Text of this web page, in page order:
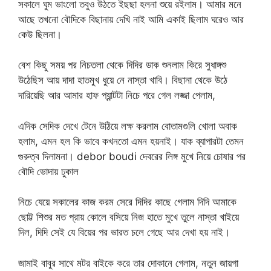
সকালে ঘুম ভাংলো তবুও উঠতে ইছছা হলনা শুয়ে রইলাম। আমার মনে
আছে তখনো বৌদিকে বিছানায় দেখি নাই আমি একাই ছিলাম ঘরেও আর
কেউ ছিলনা।
বেশ কিছু সময় পর নিচতলা থেকে দিদির ডাক শুনলাম কিরে সুধাঙ্গশু
উঠেছিস আয় দাদা হাতমুখ ধুয়ে নে নাস্তা খাবি। বিছানা থেকে উঠে
দারিয়েছি আর আমার হাফ প্যান্টটা নিচে পরে গেল লজ্জা পেলাম,
এদিক সেদিক দেখে টেনে উঠিয়ে লক্ষ করলাম বোতামগুলি খোলা অবাক
হলাম, এমন হল কি ভাবে কখনতো এমন হয়নাই। যাক ব্যাপারটা তেমন
গুরুত্ব দিলামনা। debor boudi দেবরের লিঙ্গ মুখে নিয়ে চোষার পর
বৌদি ভোদায় ঢুকাল
নিচে যেয়ে সকালের কাজ করম সেরে দিদির কাছে গেলাম দিদি আমাকে
ছোট্ট শিশুর মত প্রায় কোলে বসিয়ে নিজ হাতে মুখে তুলে নাস্তা খাইয়ে
দিল, দিদি সেই যে বিয়ের পর ভারত চলে গেছে আর দেখা হয় নাই।
জামাই বাবুর সাথে মটর বাইকে করে তার দোকানে গেলাম, নতুন জায়গা